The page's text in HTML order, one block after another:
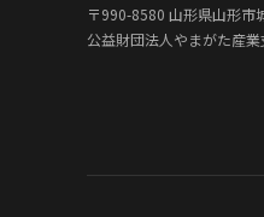
〒990-8580 山形県山形市
公益財団法人やまがた産